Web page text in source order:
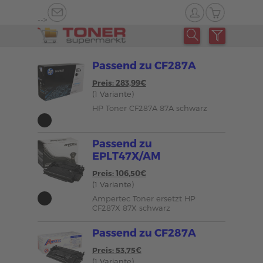
-->
Passend zu CF287A
Preis: 283,99€
(1 Variante)
HP Toner CF287A 87A schwarz
Passend zu
EPLT47X/AM
Preis: 106,50€
(1 Variante)
Ampertec Toner ersetzt HP
CF287X 87X schwarz
Passend zu CF287A
Preis: 53,75€